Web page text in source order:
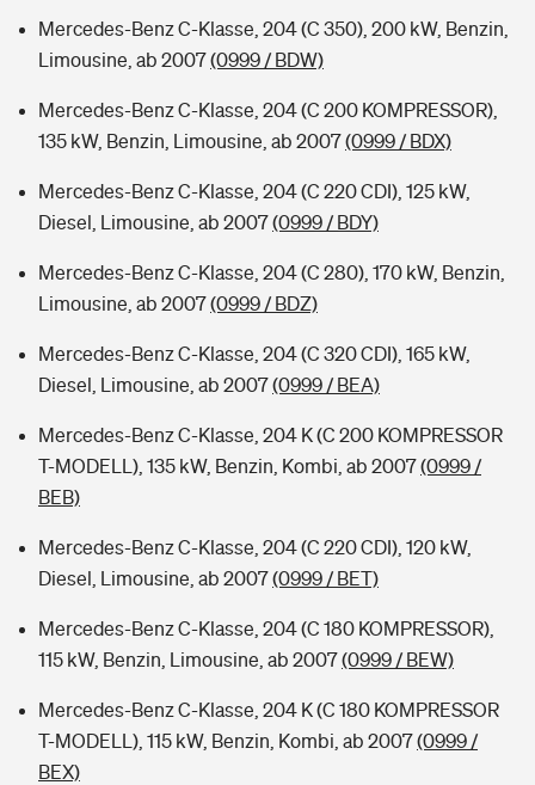
Mercedes-Benz C-Klasse, 204 (C 350), 200 kW, Benzin,
Limousine, ab 2007(0999 / BDW)
Mercedes-Benz C-Klasse, 204 (C 200 KOMPRESSOR),
135 kW, Benzin, Limousine, ab 2007(0999 / BDX)
Mercedes-Benz C-Klasse, 204 (C 220 CDI), 125 kW,
Diesel, Limousine, ab 2007(0999 / BDY)
Mercedes-Benz C-Klasse, 204 (C 280), 170 kW, Benzin,
Limousine, ab 2007(0999 / BDZ)
Mercedes-Benz C-Klasse, 204 (C 320 CDI), 165 kW,
Diesel, Limousine, ab 2007(0999 / BEA)
Mercedes-Benz C-Klasse, 204 K (C 200 KOMPRESSOR
T-MODELL), 135 kW, Benzin, Kombi, ab 2007(0999 /
BEB)
Mercedes-Benz C-Klasse, 204 (C 220 CDI), 120 kW,
Diesel, Limousine, ab 2007(0999 / BET)
Mercedes-Benz C-Klasse, 204 (C 180 KOMPRESSOR),
115 kW, Benzin, Limousine, ab 2007(0999 / BEW)
Mercedes-Benz C-Klasse, 204 K (C 180 KOMPRESSOR
T-MODELL), 115 kW, Benzin, Kombi, ab 2007(0999 /
BEX)